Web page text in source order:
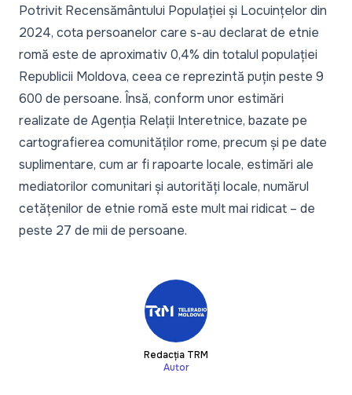
Potrivit Recensământului Populației și Locuințelor din
2024, cota persoanelor care s-au declarat de etnie
romă este de aproximativ 0,4% din totalul populației
Republicii Moldova, ceea ce reprezintă puțin peste 9
600 de persoane. Însă, conform unor estimări
realizate de Agenția Relații Interetnice, bazate pe
cartografierea comunităților rome, precum și pe date
suplimentare, cum ar fi rapoarte locale, estimări ale
mediatorilor comunitari și autorități locale, numărul
cetățenilor de etnie romă este mult mai ridicat – de
peste 27 de mii de persoane.
Redacția TRM
Autor